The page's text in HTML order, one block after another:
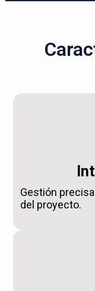
Gestión
del proyecto.